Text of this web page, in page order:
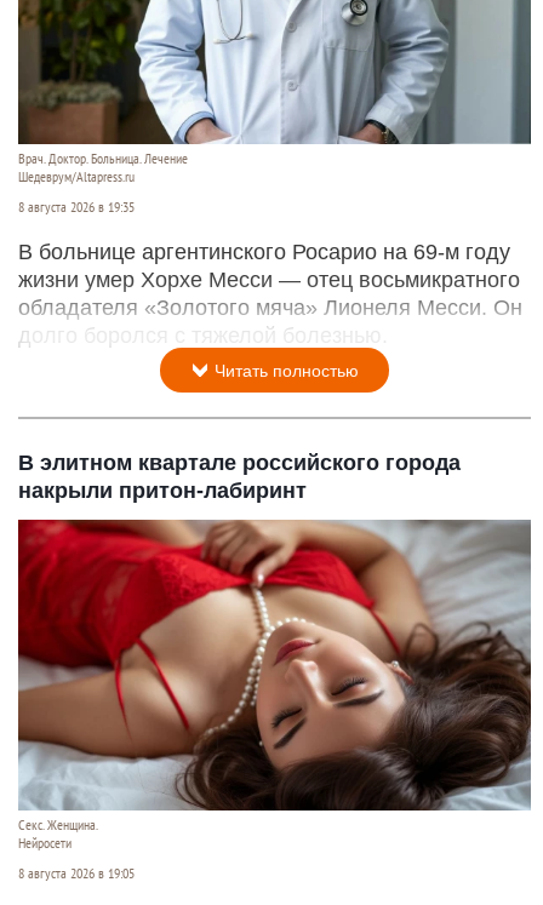
Врач. Доктор. Больница. Лечение
Шедеврум/Altapress.ru
8 августа 2026 в 19:35
В больнице аргентинского Росарио на 69-м году
жизни умер Хорхе Месси — отец восьмикратного
обладателя «Золотого мяча» Лионеля Месси. Он
долго боролся с тяжелой болезнью.
Читать полностью
В элитном квартале российского города
накрыли притон-лабиринт
Секс. Женщина.
Нейросети
8 августа 2026 в 19:05